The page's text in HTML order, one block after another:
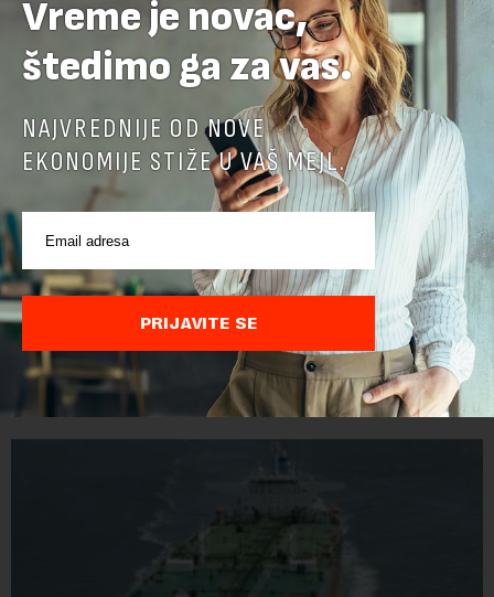
Belgija najveći izvoznik piva u EU
Belgija je prošle godine izvezla u zemlje u i van EU 1,5 milijardi
litara piva sa alkoholom i bila je najveći izvoznik u bloku,
saopštio je Eurostat povodom Međunarodnog dana piva koji
se obeležava danas. ...
Vreme je novac,
štedimo ga za vas.
NAJVREDNIJE OD NOVE
EKONOMIJE STIŽE U VAŠ MEJL.
PRIJAVITE SE